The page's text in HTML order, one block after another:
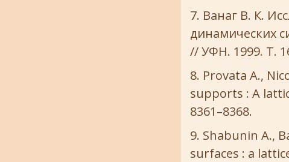
Ванаг В. К.
динамических
// УФН. 1999. Т.
Provata A.,
supports : A
8361–8368.
Shabunin A.,
surfaces : a